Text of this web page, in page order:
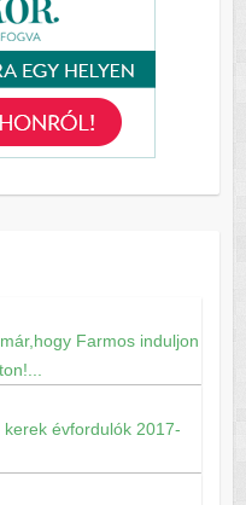
Farmos induljon
évfordulók 2017-